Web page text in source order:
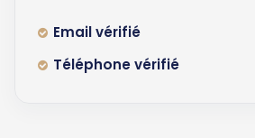
Email vérifié
Téléphone vérifié